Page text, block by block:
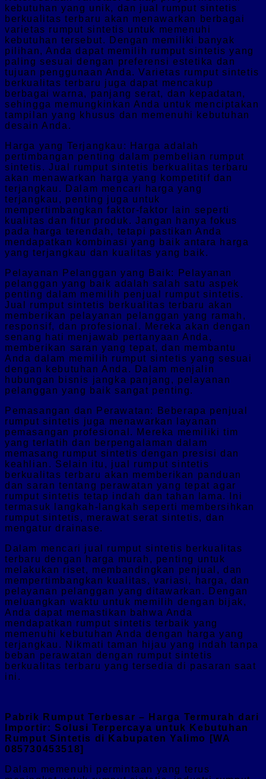
kebutuhan yang unik, dan jual rumput sintetis
berkualitas terbaru akan menawarkan berbagai
varietas rumput sintetis untuk memenuhi
kebutuhan tersebut. Dengan memiliki banyak
pilihan, Anda dapat memilih rumput sintetis yang
paling sesuai dengan preferensi estetika dan
tujuan penggunaan Anda. Varietas rumput sintetis
berkualitas terbaru juga dapat mencakup
berbagai warna, panjang serat, dan kepadatan,
sehingga memungkinkan Anda untuk menciptakan
tampilan yang khusus dan memenuhi kebutuhan
desain Anda.
Harga yang Terjangkau: Harga adalah
pertimbangan penting dalam pembelian rumput
sintetis. Jual rumput sintetis berkualitas terbaru
akan menawarkan harga yang kompetitif dan
terjangkau. Dalam mencari harga yang
terjangkau, penting juga untuk
mempertimbangkan faktor-faktor lain seperti
kualitas dan fitur produk. Jangan hanya fokus
pada harga terendah, tetapi pastikan Anda
mendapatkan kombinasi yang baik antara harga
yang terjangkau dan kualitas yang baik.
Pelayanan Pelanggan yang Baik: Pelayanan
pelanggan yang baik adalah salah satu aspek
penting dalam memilih penjual rumput sintetis.
Jual rumput sintetis berkualitas terbaru akan
memberikan pelayanan pelanggan yang ramah,
responsif, dan profesional. Mereka akan dengan
senang hati menjawab pertanyaan Anda,
memberikan saran yang tepat, dan membantu
Anda dalam memilih rumput sintetis yang sesuai
dengan kebutuhan Anda. Dalam menjalin
hubungan bisnis jangka panjang, pelayanan
pelanggan yang baik sangat penting.
Pemasangan dan Perawatan: Beberapa penjual
rumput sintetis juga menawarkan layanan
pemasangan profesional. Mereka memiliki tim
yang terlatih dan berpengalaman dalam
memasang rumput sintetis dengan presisi dan
keahlian. Selain itu, jual rumput sintetis
berkualitas terbaru akan memberikan panduan
dan saran tentang perawatan yang tepat agar
rumput sintetis tetap indah dan tahan lama. Ini
termasuk langkah-langkah seperti membersihkan
rumput sintetis, merawat serat sintetis, dan
mengatur drainase.
Dalam mencari jual rumput sintetis berkualitas
terbaru dengan harga murah, penting untuk
melakukan riset, membandingkan penjual, dan
mempertimbangkan kualitas, variasi, harga, dan
pelayanan pelanggan yang ditawarkan. Dengan
meluangkan waktu untuk memilih dengan bijak,
Anda dapat memastikan bahwa Anda
mendapatkan rumput sintetis terbaik yang
memenuhi kebutuhan Anda dengan harga yang
terjangkau. Nikmati taman hijau yang indah tanpa
beban perawatan dengan rumput sintetis
berkualitas terbaru yang tersedia di pasaran saat
ini.
Pabrik Rumput Terbesar – Harga Termurah dari
Importir: Solusi Terpercaya untuk Kebutuhan
Rumput Sintetis di Kabupaten Yalimo [WA
085730453518]
Dalam memenuhi permintaan yang terus